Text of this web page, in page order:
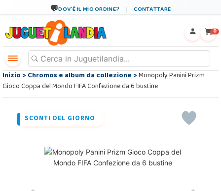
DOV´È IL MIO ORDINE? CONTATTARE
0
Inizio>Chromos e album da collezione>Monopoly Panini Prizm
Gioco Coppa del Mondo FIFA Confezione da 6 bustine
SCONTI DEL GIORNO